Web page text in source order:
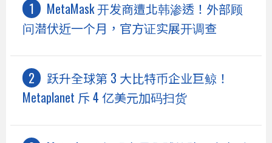
MetaMask 开发商遭北韩渗透！外部顾
问潜伏近一个月，官方证实展开调查
跃升全球第 3 大比特币企业巨鲸！
Metaplanet 斥 4 亿美元加码扫货